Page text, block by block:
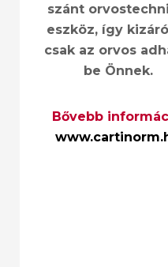
szánt
eszköz, így
csak az orvos
be Önnek.
Bővebb